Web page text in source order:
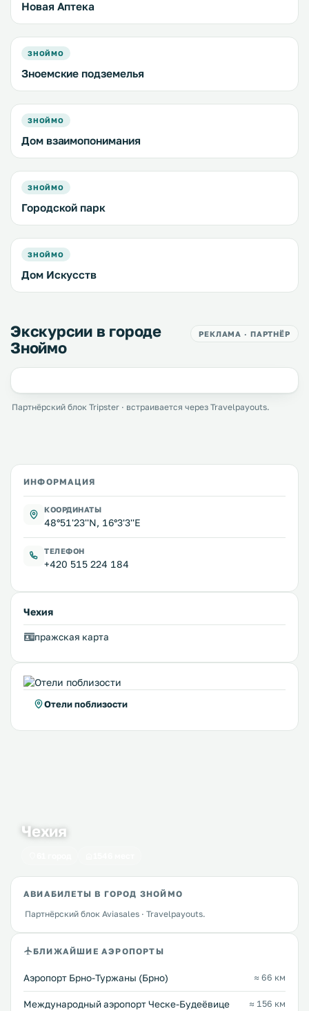
Новая Аптека
ЗНОЙМО
Зноемские подземелья
ЗНОЙМО
Дом взаимопонимания
ЗНОЙМО
Городской парк
ЗНОЙМО
Дом Искусств
Экскурсии в городе
Зноймо
РЕКЛАМА · ПАРТНЁР
Партнёрский блок Tripster · встраивается через Travelpayouts.
ИНФОРМАЦИЯ
КООРДИНАТЫ
48°51'23''N, 16°3'3''E
ТЕЛЕФОН
+420 515 224 184
Чехия
пражская карта
Отели поблизости
Чехия
АВИАБИЛЕТЫ В ГОРОД ЗНОЙМО
Партнёрский блок Aviasales · Travelpayouts.
БЛИЖАЙШИЕ АЭРОПОРТЫ
Аэропорт Брно-Туржаны (Брно) ≈ 66 км
Международный аэропорт Ческе-Будеёвице
≈ 156 км